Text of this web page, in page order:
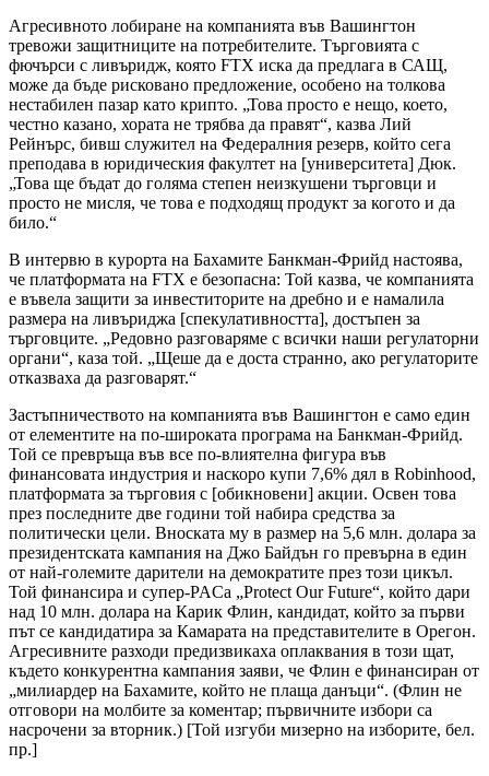
Агресивното лобиране на компанията във Вашингтон
тревожи защитниците на потребителите. Търговията с
фючърси с ливъридж, която FTX иска да предлага в САЩ,
може да бъде рисковано предложение, особено на толкова
нестабилен пазар като крипто. „Това просто е нещо, което,
честно казано, хората не трябва да правят“, казва Лий
Рейнърс, бивш служител на Федералния резерв, който сега
преподава в юридическия факултет на [университета] Дюк.
„Това ще бъдат до голяма степен неизкушени търговци и
просто не мисля, че това е подходящ продукт за когото и да
било.“
В интервю в курорта на Бахамите Банкман-Фрийд настоява,
че платформата на FTX е безопасна: Той казва, че компанията
е въвела защити за инвеститорите на дребно и е намалила
размера на ливъриджа [спекулативността], достъпен за
търговците. „Редовно разговаряме с всички наши регулаторни
органи“, каза той. „Щеше да е доста странно, ако регулаторите
отказваха да разговарят.“
Застъпничеството на компанията във Вашингтон е само един
от елементите на по-широката програма на Банкман-Фрийд.
Той се превръща във все по-влиятелна фигура във
финансовата индустрия и наскоро купи 7,6% дял в Robinhood,
платформата за търговия с [обикновени] акции. Освен това
през последните две години той набира средства за
политически цели. Вноската му в размер на 5,6 млн. долара за
президентската кампания на Джо Байдън го превърна в един
от най-големите дарители на демократите през този цикъл.
Той финансира и супер-PACа „Protect Our Future“, който дари
над 10 млн. долара на Карик Флин, кандидат, който за първи
път се кандидатира за Камарата на представителите в Орегон.
Агресивните разходи предизвикаха оплаквания в този щат,
където конкурентна кампания заяви, че Флин е финансиран от
„милиардер на Бахамите, който не плаща данъци“. (Флин не
отговори на молбите за коментар; първичните избори са
насрочени за вторник.) [Той изгуби мизерно на изборите, бел.
пр.]